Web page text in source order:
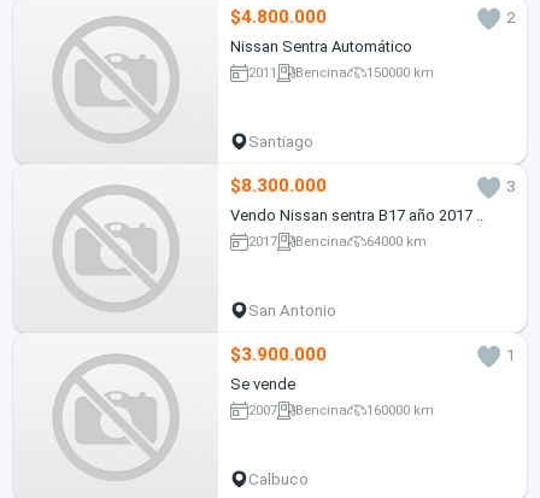
$4.800.000
2
Nissan Sentra Automático
2011 Bencina 150000 km
Santiago
$8.300.000
3
Vendo Nissan sentra B17 año 2017 ..
2017 Bencina 64000 km
San Antonio
$3.900.000
1
Se vende
2007 Bencina 160000 km
Calbuco